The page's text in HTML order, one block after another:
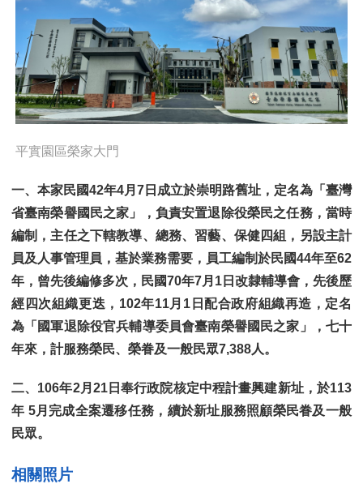
平實園區榮家大門
一、本家民國42年4月 7 日成立於崇明路舊址，定名為「臺灣
省臺南榮譽國民之家」，負責安置退除役榮民之任務，當時
編制，主任之下轄教導、總務、習藝、保健四組，另設主計
員及人事管理員，基於業務需要，員工編制於民國44年至62
年，曾先後編修多次，民國70年7月 1 日改隸輔導會，先後歷
經四次組織更迭， 102年11月 1 日配合政府組織再造，定名
為「國軍退除役官兵輔導委員會臺南榮譽國民之家」，七十
年來，計服務榮民、榮眷及一般民眾7,388人。
二、 106年2月 21日奉行政院核定中程計畫興建新址，於113
年 5月完成全案遷移任務，續於新址服務照顧榮民眷及一般
民眾。
相關照片